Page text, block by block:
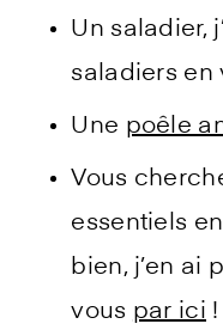
Un saladier,
saladiers en
Une poêle
Vous
essentiels
bien, j’en ai
vous par ici !